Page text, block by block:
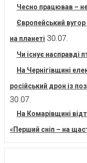
Чесно працював –
Європейський
на планеті 30.07.
Чи існує насправді
На Чернігівщині
російський дрон із
30.07.
На Комарівщині
«Перший сніп – на